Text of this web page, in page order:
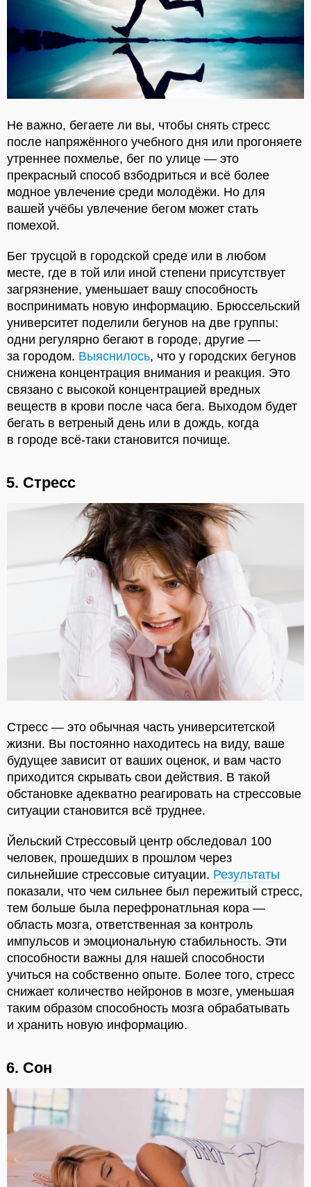
Не важно, бегаете ли вы, чтобы снять стресс
после напряжённого учебного дня или прогоняете
утреннее похмелье, бег по улице — это
прекрасный способ взбодриться и всё более
модное увлечение среди молодёжи. Но для
вашей учёбы увлечение бегом может стать
помехой.
Бег трусцой в городской среде или в любом
месте, где в той или иной степени присутствует
загрязнение, уменьшает вашу способность
воспринимать новую информацию. Брюссельский
университет поделили бегунов на две группы:
одни регулярно бегают в городе, другие —
за городом. Выяснилось, что у городских бегунов
снижена концентрация внимания и реакция. Это
связано с высокой концентрацией вредных
веществ в крови после часа бега. Выходом будет
бегать в ветреный день или в дождь, когда
в городе всё-таки становится почище.
5. Стресс
Стресс — это обычная часть университетской
жизни. Вы постоянно находитесь на виду, ваше
будущее зависит от ваших оценок, и вам часто
приходится скрывать свои действия. В такой
обстановке адекватно реагировать на стрессовые
ситуации становится всё труднее.
Йельский Стрессовый центр обследовал 100
человек, прошедших в прошлом через
сильнейшие стрессовые ситуации. Результаты
показали, что чем сильнее был пережитый стресс,
тем больше была перефронатльная кора —
область мозга, ответственная за контроль
импульсов и эмоциональную стабильность. Эти
способности важны для нашей способности
учиться на собственно опыте. Более того, стресс
снижает количество нейронов в мозге, уменьшая
таким образом способность мозга обрабатывать
и хранить новую информацию.
6. Сон